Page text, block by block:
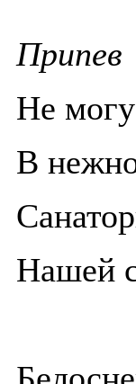
Припев
Не
В
Нашей